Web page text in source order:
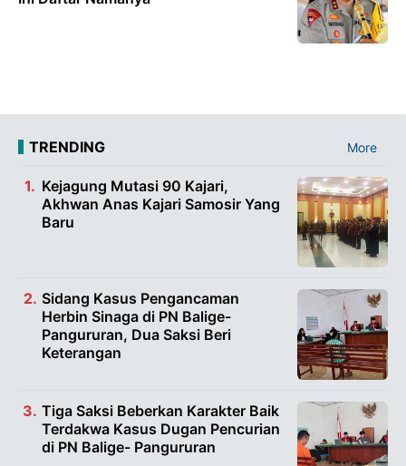
TRENDING More
Kejagung Mutasi 90 Kajari,
Akhwan Anas Kajari Samosir Yang
Baru
Sidang Kasus Pengancaman
Herbin Sinaga di PN Balige-
Pangururan, Dua Saksi Beri
Keterangan
Tiga Saksi Beberkan Karakter Baik
Terdakwa Kasus Dugan Pencurian
di PN Balige- Pangururan